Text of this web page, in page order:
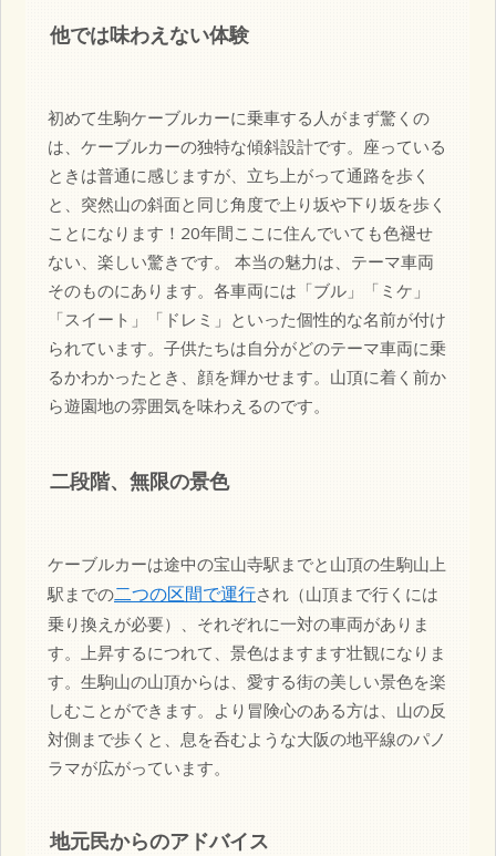
他では味わえない体験
初めて生駒ケーブルカーに乗車する人がまず驚くの
は、ケーブルカーの独特な傾斜設計です。座っている
ときは普通に感じますが、立ち上がって通路を歩く
と、突然山の斜面と同じ角度で上り坂や下り坂を歩く
ことになります！20年間ここに住んでいても色褪せ
ない、楽しい驚きです。 本当の魅力は、テーマ車両
そのものにあります。各車両には「ブル」「ミケ」
「スイート」「ドレミ」といった個性的な名前が付け
られています。子供たちは自分がどのテーマ車両に乗
るかわかったとき、顔を輝かせます。山頂に着く前か
ら遊園地の雰囲気を味わえるのです。
二段階、無限の景色
ケーブルカーは途中の宝山寺駅までと山頂の生駒山上
駅までの二つの区間で運行され（山頂まで行くには
乗り換えが必要）、それぞれに一対の車両がありま
す。上昇するにつれて、景色はますます壮観になりま
す。生駒山の山頂からは、愛する街の美しい景色を楽
しむことができます。より冒険心のある方は、山の反
対側まで歩くと、息を呑むような大阪の地平線のパノ
ラマが広がっています。
地元民からのアドバイス